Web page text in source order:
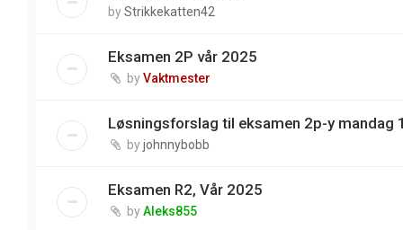
byStrikkekatten42
Eksamen 2P vår 2025
byVaktmester
Løsningsforslag til eksamen 2p-y mandag
byjohnnybobb
Eksamen R2, Vår 2025
byAleks855